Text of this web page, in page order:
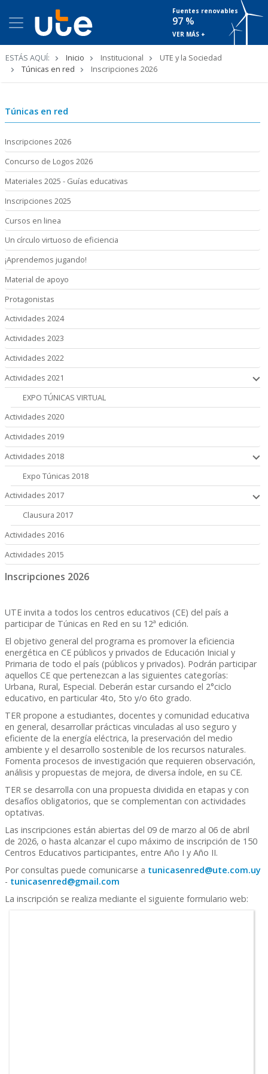
Fuentes renovables
97 %
VER MÁS +
ESTÁS AQUÍ: Inicio Institucional
UTE y la Sociedad
Túnicas en red
Inscripciones 2026
Túnicas en red
Inscripciones 2026
Concurso de Logos 2026
Materiales 2025 - Guías educativas
Inscripciones 2025
Cursos en linea
Un círculo virtuoso de eficiencia
¡Aprendemos jugando!
Material de apoyo
Protagonistas
Actividades 2024
Actividades 2023
Actividades 2022
Actividades 2021
EXPO TÚNICAS VIRTUAL
Actividades 2020
Actividades 2019
Actividades 2018
Expo Túnicas 2018
Actividades 2017
Clausura 2017
Actividades 2016
Actividades 2015
Inscripciones 2026
UTE invita a todos los centros educativos (CE) del país a
participar de Túnicas en Red en su 12ª edición.
El objetivo general del programa es promover la eficiencia
energética en CE públicos y privados de Educación Inicial y
Primaria de todo el país (públicos y privados). Podrán participar
aquellos CE que pertenezcan a las siguientes categorías:
Urbana, Rural, Especial. Deberán estar cursando el 2°ciclo
educativo, en particular 4to, 5to y/o 6to grado.
TER propone a estudiantes, docentes y comunidad educativa
en general, desarrollar prácticas vinculadas al uso seguro y
eficiente de la energía eléctrica, la preservación del medio
ambiente y el desarrollo sostenible de los recursos naturales.
Fomenta procesos de investigación que requieren observación,
análisis y propuestas de mejora, de diversa índole, en su CE.
TER se desarrolla con una propuesta dividida en etapas y con
desafíos obligatorios, que se complementan con actividades
optativas.
Las inscripciones están abiertas del 09 de marzo al 06 de abril
de 2026, o hasta alcanzar el cupo máximo de inscripción de 150
Centros Educativos participantes, entre Año I y Año II.
Por consultas puede comunicarse a tunicasenred@ute.com.uy
- tunicasenred@gmail.com
La inscripción se realiza mediante el siguiente formulario web: